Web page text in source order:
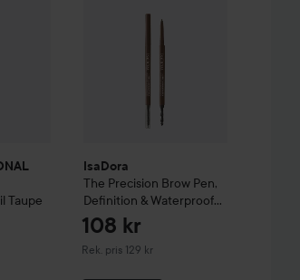
Taupe
kr
IsaDora
The Precision Brow Pen,
Definition & Waterproof
04 Light Brown
108 kr
Rek. pris 129 kr
Rekommenderat pris 129 kr